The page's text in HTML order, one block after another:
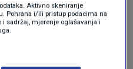
da se približavaju i
je da će Milanović
Aktivno skeniranje
Pohrana i/ili pristup podacima na
sadržaj, mjerenje oglašavanja i